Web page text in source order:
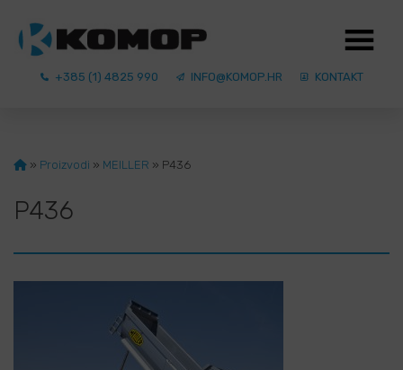
+385 (1) 4825 990 INFO@KOMOP.HR KONTAKT
» Proizvodi » MEILLER » P436
P436